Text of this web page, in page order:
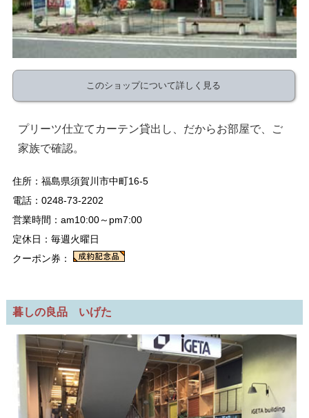
このショップについて詳しく見る
プリーツ仕立てカーテン貸出し、だからお部屋で、ご
家族で確認。
住所：福島県須賀川市中町16-5
電話：0248-73-2202
営業時間：am10:00～pm7:00
定休日：毎週火曜日
クーポン券：
暮しの良品 いげた